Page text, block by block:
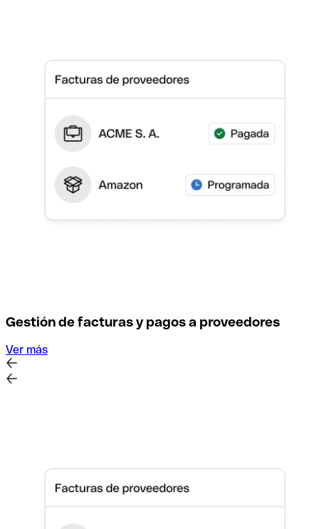
Gestión de facturas y pagos a proveedores
Ver más